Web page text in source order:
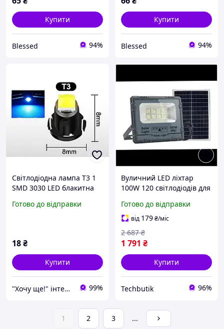
Купити
Blessed 94%
Купити
Blessed 94%
Світлодіодна лампа T3 1
SMD 3030 LED блакитна
Готово до відправки
18₴
Купити
"Хочу ще!" інтернет-магазин :) 99%
Вуличний LED ліхтар
100W 120 світлодіодів для
сонячна панель IP67
метал BT-6505
Готово до відправки
від 179₴/міс
1 791 ₴
2 687 ₴
Купити
Techbutik 96%
1 2 3 ...